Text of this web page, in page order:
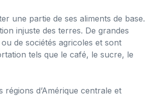
une partie de ses aliments de base.
injuste des terres. De grandes
de sociétés agricoles et sont
tels que le café, le sucre, le
régions d’Amérique centrale et